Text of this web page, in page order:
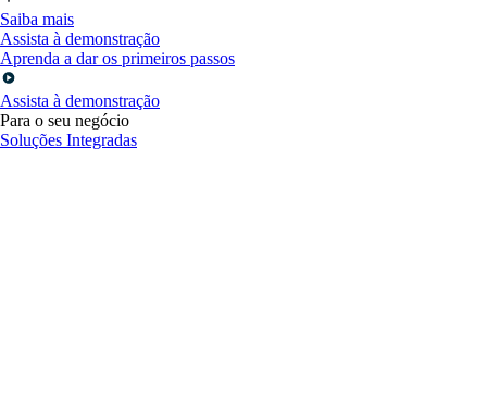
Saiba mais
Assista à demonstração
Aprenda a dar os primeiros passos
Assista à demonstração
Para o seu negócio
Soluções Integradas